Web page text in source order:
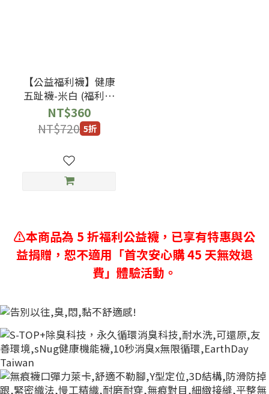
【公益福利襪】健康
五趾襪-米白 (福利襪
恕不退貨)
NT$360
NT$720 5折
⚠️本商品為 5 折福利公益襪，已享有特惠與公
益捐贈，恕不適用「首次安心購 45 天無效退
費」體驗活動。